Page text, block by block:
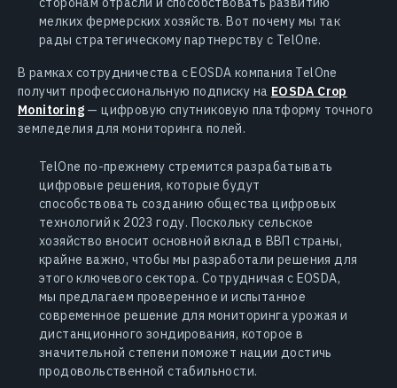
мелких фермерских хозяйств. Вот почему мы так
рады стратегическому партнерству с TelOne.
В рамках сотрудничества с EOSDA компания TelOne
получит профессиональную подписку на EOSDA Crop
Monitoring — цифровую спутниковую платформу точного
земледелия для мониторинга полей.
TelOne по-прежнему стремится разрабатывать
цифровые решения, которые будут
способствовать созданию общества цифровых
технологий к 2023 году. Поскольку сельское
хозяйство вносит основной вклад в ВВП страны,
крайне важно, чтобы мы разработали решения для
этого ключевого сектора. Сотрудничая с EOSDA,
мы предлагаем проверенное и испытанное
современное решение для мониторинга урожая и
дистанционного зондирования, которое в
значительной степени поможет нации достичь
продовольственной стабильности.